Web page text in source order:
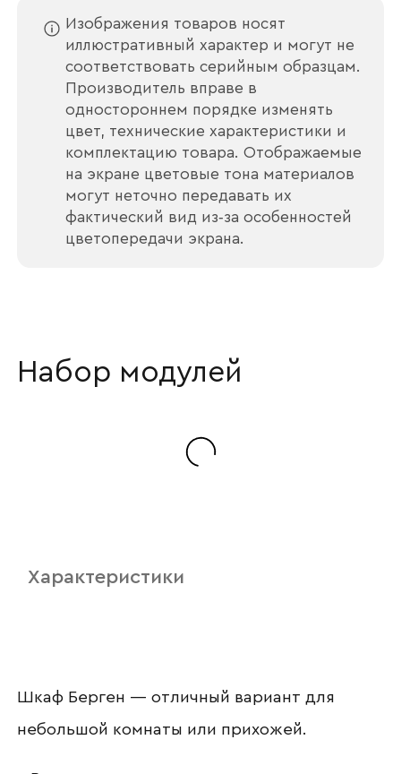
Изображения товаров носят
иллюстративный характер и могут не
соответствовать серийным образцам.
Производитель вправе в
одностороннем порядке изменять
цвет, технические характеристики и
комплектацию товара. Отображаемые
на экране цветовые тона материалов
могут неточно передавать их
фактический вид из‑за особенностей
цветопередачи экрана.
Набор модулей
Характеристики
Шкаф Берген — отличный вариант для
небольшой комнаты или прихожей.
Прикрепите логотип
компании